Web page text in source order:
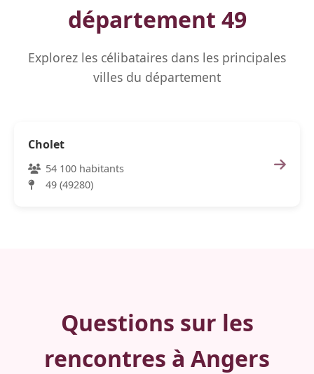
département 49
Explorez les célibataires dans les principales
villes du département
Cholet
54 100 habitants
49 (49280)
Questions sur les
rencontres à Angers